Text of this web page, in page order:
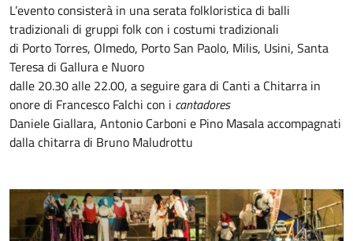
L’evento consisterà in una serata folkloristica di balli
tradizionali di gruppi folk con i costumi tradizionali
di Porto Torres, Olmedo, Porto San Paolo, Milis, Usini, Santa
Teresa di Gallura e Nuoro
dalle 20.30 alle 22.00, a seguire gara di Canti a Chitarra in
onore di Francesco Falchi con i cantadores
Daniele Giallara, Antonio Carboni e Pino Masala accompagnati
dalla chitarra di Bruno Maludrottu